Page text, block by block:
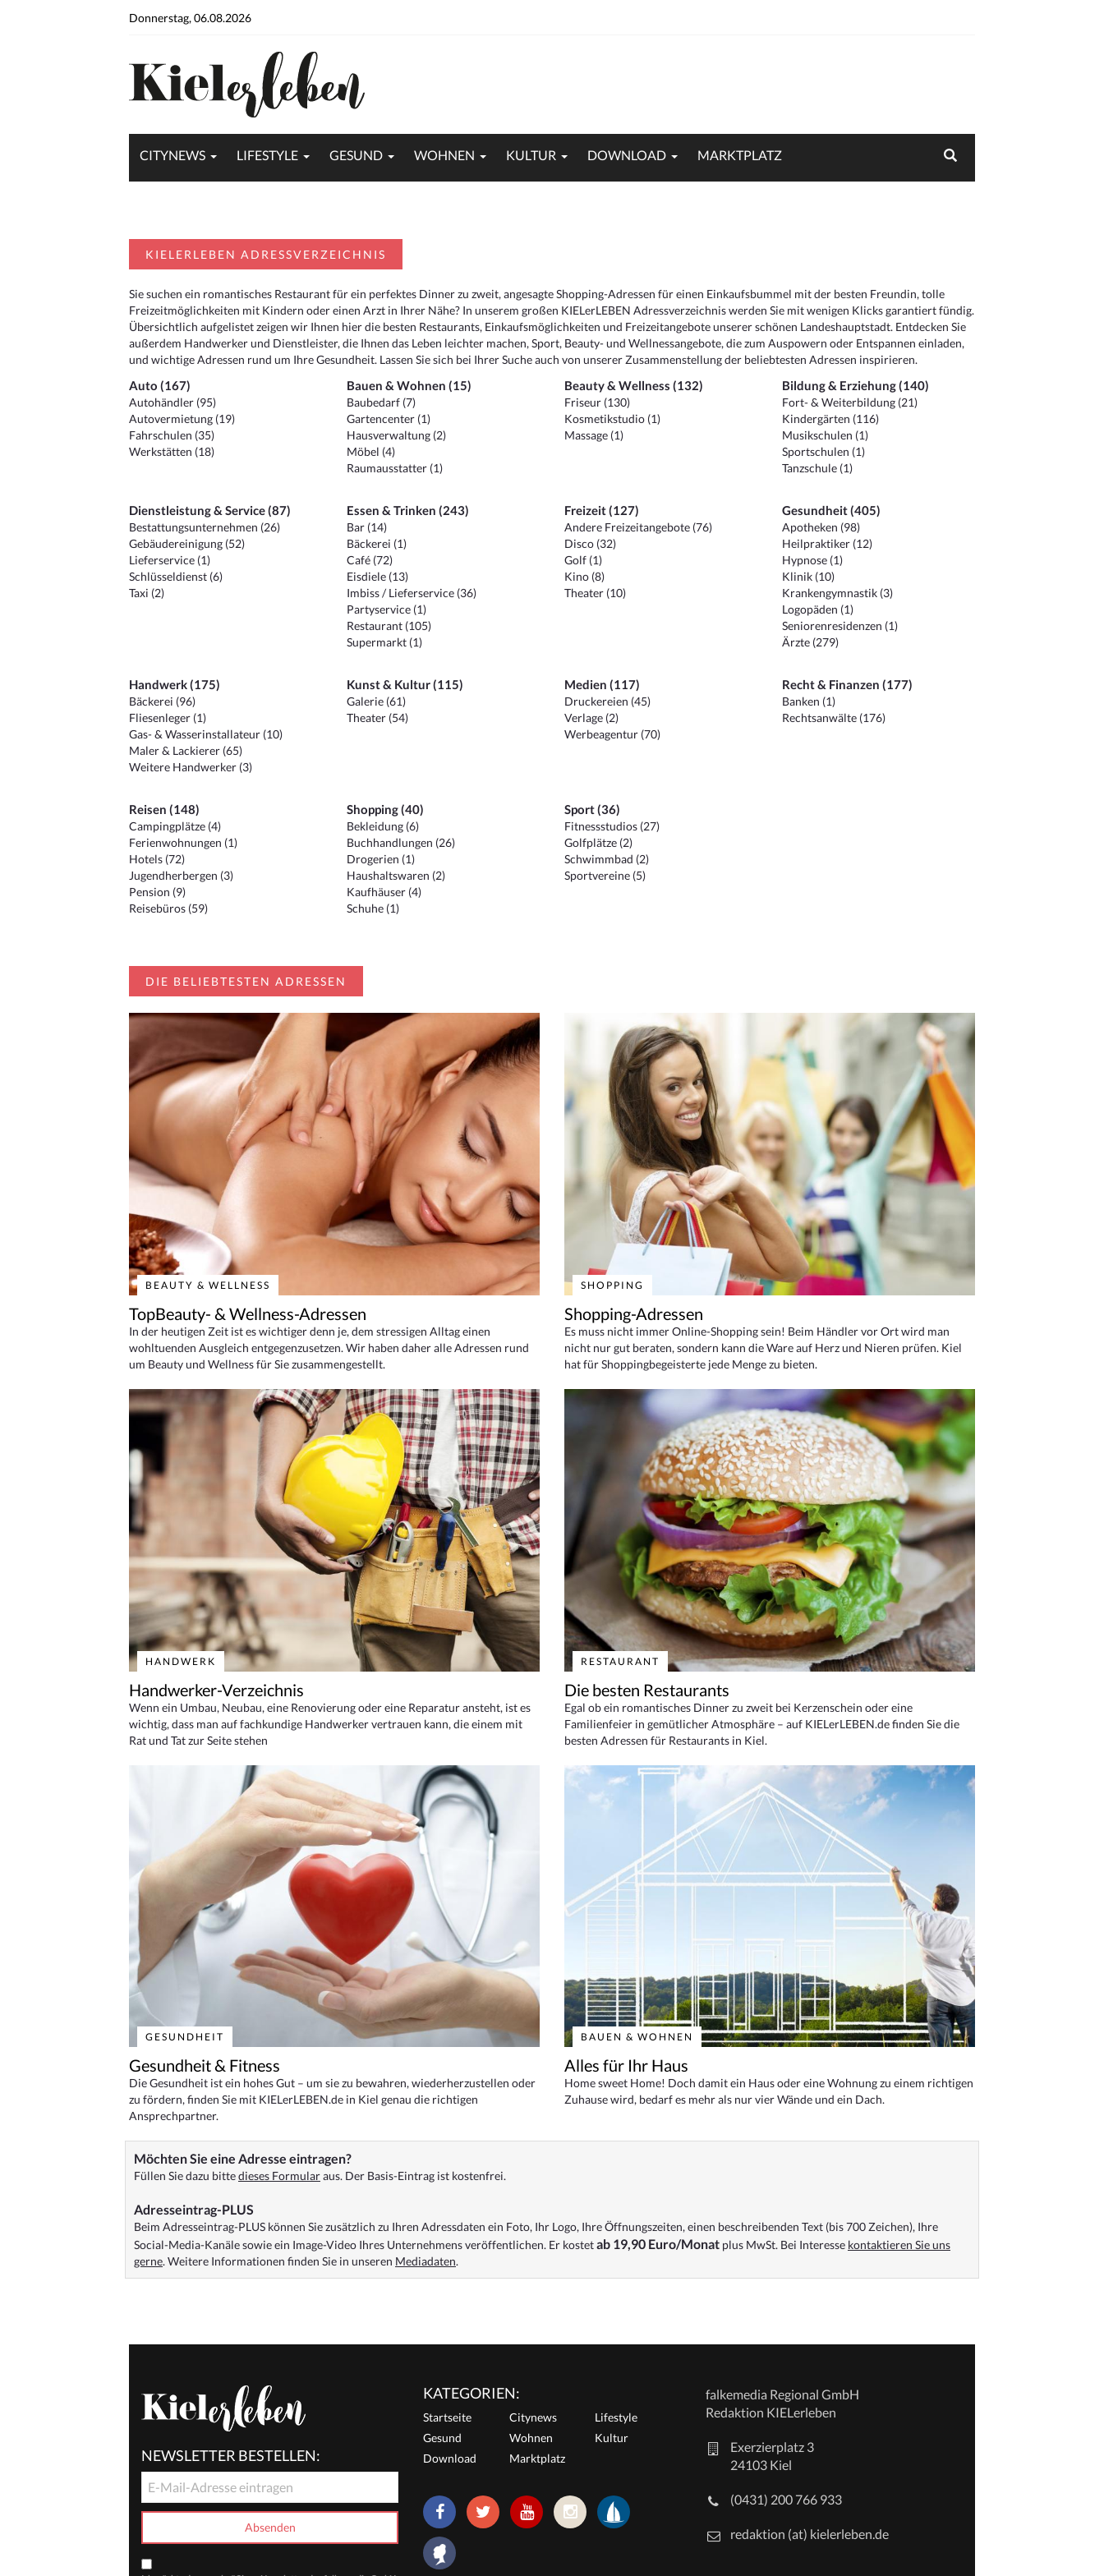
Donnerstag, 06.08.2026
CITYNEWS LIFESTYLE GESUND WOHNEN KULTUR DOWNLOAD MARKTPLATZ
KIELERLEBEN ADRESSVERZEICHNIS
Sie suchen ein romantisches Restaurant für ein perfektes Dinner zu zweit, angesagte Shopping-Adressen für einen Einkaufsbummel mit der besten Freundin, tolle
Freizeitmöglichkeiten mit Kindern oder einen Arzt in Ihrer Nähe? In unserem großen KIELerLEBEN Adressverzeichnis werden Sie mit wenigen Klicks garantiert fündig.
Übersichtlich aufgelistet zeigen wir Ihnen hier die besten Restaurants, Einkaufsmöglichkeiten und Freizeitangebote unserer schönen Landeshauptstadt. Entdecken Sie
außerdem Handwerker und Dienstleister, die Ihnen das Leben leichter machen, Sport, Beauty- und Wellnessangebote, die zum Auspowern oder Entspannen einladen,
und wichtige Adressen rund um Ihre Gesundheit. Lassen Sie sich bei Ihrer Suche auch von unserer Zusammenstellung der beliebtesten Adressen inspirieren.
Auto (167)
Autohändler (95)
Autovermietung (19)
Fahrschulen (35)
Werkstätten (18)
Bauen & Wohnen (15)
Baubedarf (7)
Gartencenter (1)
Hausverwaltung (2)
Möbel (4)
Raumausstatter (1)
Beauty & Wellness (132)
Friseur (130)
Kosmetikstudio (1)
Massage (1)
Bildung & Erziehung (140)
Fort- & Weiterbildung (21)
Kindergärten (116)
Musikschulen (1)
Sportschulen (1)
Tanzschule (1)
Dienstleistung & Service (87)
Bestattungsunternehmen (26)
Gebäudereinigung (52)
Lieferservice (1)
Schlüsseldienst (6)
Taxi (2)
Essen & Trinken (243)
Bar (14)
Bäckerei (1)
Café (72)
Eisdiele (13)
Imbiss / Lieferservice (36)
Partyservice (1)
Restaurant (105)
Supermarkt (1)
Freizeit (127)
Andere Freizeitangebote (76)
Disco (32)
Golf (1)
Kino (8)
Theater (10)
Gesundheit (405)
Apotheken (98)
Heilpraktiker (12)
Hypnose (1)
Klinik (10)
Krankengymnastik (3)
Logopäden (1)
Seniorenresidenzen (1)
Ärzte (279)
Handwerk (175)
Bäckerei (96)
Fliesenleger (1)
Gas- & Wasserinstallateur (10)
Maler & Lackierer (65)
Weitere Handwerker (3)
Kunst & Kultur (115)
Galerie (61)
Theater (54)
Medien (117)
Druckereien (45)
Verlage (2)
Werbeagentur (70)
Recht & Finanzen (177)
Banken (1)
Rechtsanwälte (176)
Reisen (148)
Campingplätze (4)
Ferienwohnungen (1)
Hotels (72)
Jugendherbergen (3)
Pension (9)
Reisebüros (59)
Shopping (40)
Bekleidung (6)
Buchhandlungen (26)
Drogerien (1)
Haushaltswaren (2)
Kaufhäuser (4)
Schuhe (1)
Sport (36)
Fitnessstudios (27)
Golfplätze (2)
Schwimmbad (2)
Sportvereine (5)
DIE BELIEBTESTEN ADRESSEN
BEAUTY & WELLNESS
TopBeauty- & Wellness-Adressen
In der heutigen Zeit ist es wichtiger denn je, dem stressigen Alltag einen
wohltuenden Ausgleich entgegenzusetzen. Wir haben daher alle Adressen rund
um Beauty und Wellness für Sie zusammengestellt.
SHOPPING
Shopping-Adressen
Es muss nicht immer Online-Shopping sein! Beim Händler vor Ort wird man
nicht nur gut beraten, sondern kann die Ware auf Herz und Nieren prüfen. Kiel
hat für Shoppingbegeisterte jede Menge zu bieten.
HANDWERK
Handwerker-Verzeichnis
Wenn ein Umbau, Neubau, eine Renovierung oder eine Reparatur ansteht, ist es
wichtig, dass man auf fachkundige Handwerker vertrauen kann, die einem mit
Rat und Tat zur Seite stehen
RESTAURANT
Die besten Restaurants
Egal ob ein romantisches Dinner zu zweit bei Kerzenschein oder eine
Familienfeier in gemütlicher Atmosphäre – auf KIELerLEBEN.de finden Sie die
besten Adressen für Restaurants in Kiel.
GESUNDHEIT
Gesundheit & Fitness
Die Gesundheit ist ein hohes Gut – um sie zu bewahren, wiederherzustellen oder
zu fördern, finden Sie mit KIELerLEBEN.de in Kiel genau die richtigen
Ansprechpartner.
BAUEN & WOHNEN
Alles für Ihr Haus
Home sweet Home! Doch damit ein Haus oder eine Wohnung zu einem richtigen
Zuhause wird, bedarf es mehr als nur vier Wände und ein Dach.
Möchten Sie eine Adresse eintragen?
Füllen Sie dazu bittedieses Formularaus. Der Basis-Eintrag ist kostenfrei.
Adresseintrag-PLUS
Beim Adresseintrag-PLUS können Sie zusätzlich zu Ihren Adressdaten ein Foto, Ihr Logo, Ihre Öffnungszeiten, einen beschreibenden Text (bis 700 Zeichen), Ihre
Social-Media-Kanäle sowie ein Image-Video Ihres Unternehmens veröffentlichen. Er kostetab 19,90 Euro/Monat plus MwSt. Bei Interesse kontaktieren Sie uns
gerne. Weitere Informationen finden Sie in unseren Mediadaten.
NEWSLETTER BESTELLEN:
KATEGORIEN:
Startseite Citynews
Lifestyle
Gesund
Wohnen
Kultur
Download
Marktplatz
falkemedia Regional GmbH
Redaktion KIELerleben
Exerzierplatz 3
24103 Kiel
(0431) 200 766 933
redaktion (at) kielerleben.de